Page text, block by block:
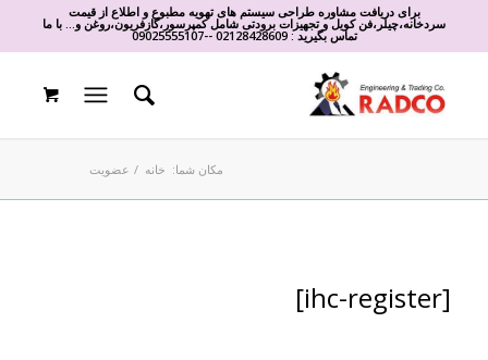
برای دریافت مشاوره طراحی سیستم های تهویه مطبوع و اطلاع از قیمت
سردخانه،چیلر،فن کویل و تجهیزات برودتی شامل کمپرسور،گازفریون،روغن و... با ما
تماس بگیرید :02128428609
-
-
09025555107
مکان شما: خانه / عضویت
[ihc-register]